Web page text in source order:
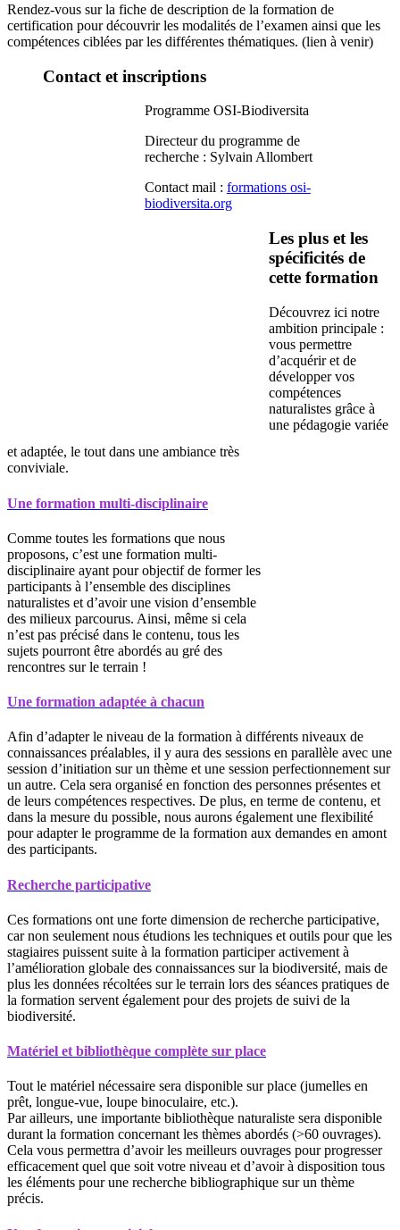
Rendez-vous sur la fiche de description de la formation de
certification pour découvrir les modalités de l’examen ainsi que les
compétences ciblées par les différentes thématiques. (lien à venir)
Contact et inscriptions
Programme OSI-Biodiversita
Directeur du programme de
recherche : Sylvain Allombert
Contact mail : formations osi-
biodiversita.org
Les plus et les
spécificités de
cette formation
Découvrez ici notre
ambition principale :
vous permettre
d’acquérir et de
développer vos
compétences
naturalistes grâce à
une pédagogie variée
et adaptée, le tout dans une ambiance très
conviviale.
Une formation multi-disciplinaire
Comme toutes les formations que nous
proposons, c’est une formation multi-
disciplinaire ayant pour objectif de former les
participants à l’ensemble des disciplines
naturalistes et d’avoir une vision d’ensemble
des milieux parcourus. Ainsi, même si cela
n’est pas précisé dans le contenu, tous les
sujets pourront être abordés au gré des
rencontres sur le terrain !
Une formation adaptée à chacun
Afin d’adapter le niveau de la formation à différents niveaux de
connaissances préalables, il y aura des sessions en parallèle avec une
session d’initiation sur un thème et une session perfectionnement sur
un autre. Cela sera organisé en fonction des personnes présentes et
de leurs compétences respectives. De plus, en terme de contenu, et
dans la mesure du possible, nous aurons également une flexibilité
pour adapter le programme de la formation aux demandes en amont
des participants.
Recherche participative
Ces formations ont une forte dimension de recherche participative,
car non seulement nous étudions les techniques et outils pour que les
stagiaires puissent suite à la formation participer activement à
l’amélioration globale des connaissances sur la biodiversité, mais de
plus les données récoltées sur le terrain lors des séances pratiques de
la formation servent également pour des projets de suivi de la
biodiversité.
Matériel et bibliothèque complète sur place
Tout le matériel nécessaire sera disponible sur place (jumelles en
prêt, longue-vue, loupe binoculaire, etc.).
Par ailleurs, une importante bibliothèque naturaliste sera disponible
durant la formation concernant les thèmes abordés (>60 ouvrages).
Cela vous permettra d’avoir les meilleurs ouvrages pour progresser
efficacement quel que soit votre niveau et d’avoir à disposition tous
les éléments pour une recherche bibliographique sur un thème
précis.